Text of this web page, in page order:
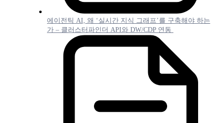
에이전틱 AI, 왜 ‘실시간 지식 그래프’를 구축해야 하는
가 – 클러스터파인더 API와 DW/CDP 연동